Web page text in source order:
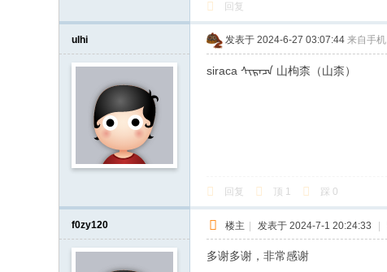
回复
ulhi 发表于 2024-6-27 03:07:44 来自手机
siraca ᠰᡳᡵᠠᠴᠠ 山枸柰（山柰）
回复 顶 1 踩 0
f0zy120 楼主 | 发表于 2024-7-1 20:24:33 |
多谢多谢，非常感谢